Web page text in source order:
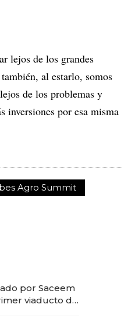
lejos de los grandes
al estarlo, somos
de los problemas y
inversiones por esa misma
Agro Summit
por Saceem
viaducto de